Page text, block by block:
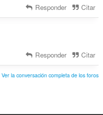
Responder Citar
Responder Citar
Ver la conversación completa de los foros